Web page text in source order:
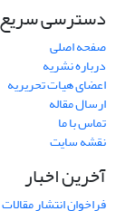
دسترسی سریع
صفحه اصلی
درباره نشریه
اعضای هیات تحریریه
ارسال مقاله
تماس با ما
نقشه سایت
آخرین اخبار
فراخوان انتشار